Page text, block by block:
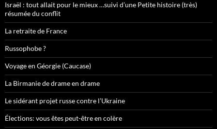
Israël : tout allait pour le mieux …suivi d’une Petite histoire (très)
résumée du conflit
La retraite de France
Russophobe ?
Voyage en Géorgie (Caucase)
La Birmanie de drame en drame
Le sidérant projet russe contre l’Ukraine
Élections: vous êtes peut-être en colère